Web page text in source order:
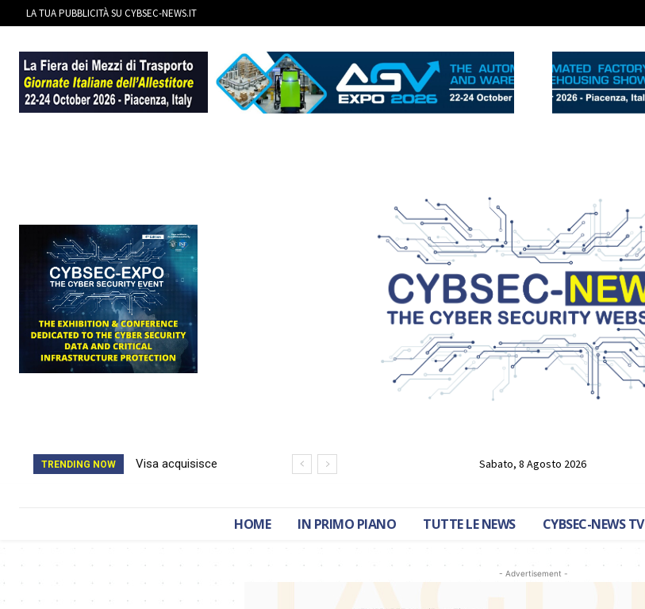
LA TUA PUBBLICITÀ SU CYBSEC-NEWS.IT
TRENDING NOW
Visa acquisisce
Il catasto della
Sabato, 8 Agosto 2026
HOME IN PRIMO PIANO TUTTE LE NEWS CYBSEC-NEWS TV
- Advertisement -